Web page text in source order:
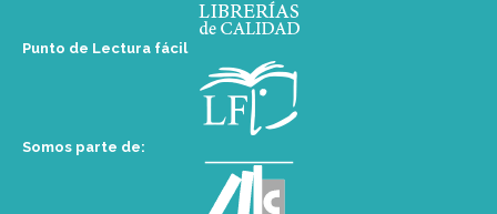
Punto de Lectura fácil
Somos parte de: